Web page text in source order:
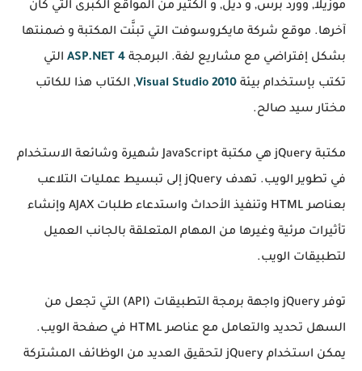
موزيلا, وورد برس, و ديل, و الكثير من المواقع الكبرى التي كان
آخرها. موقع شركة مايكروسوفت التي تبنَّت المكتبة و ضمنتها
بشكل إفتراضي مع مشاريع لغة. البرمجة ASP.NET 4 التي
تكتب بإستخدام بيئة Visual Studio 2010, الكتاب هذا للكاتب
مختار سيد صالح.
مكتبة jQuery هي مكتبة JavaScript شهيرة وشائعة الاستخدام
في تطوير الويب. تهدف jQuery إلى تبسيط عمليات التلاعب
بعناصر HTML وتنفيذ الأحداث واستدعاء طلبات AJAX وإنشاء
تأثيرات مرئية وغيرها من المهام المتعلقة بالجانب العميل
لتطبيقات الويب.
توفر jQuery واجهة برمجة التطبيقات (API) التي تجعل من
السهل تحديد والتعامل مع عناصر HTML في صفحة الويب.
يمكن استخدام jQuery لتحقيق العديد من الوظائف المشتركة